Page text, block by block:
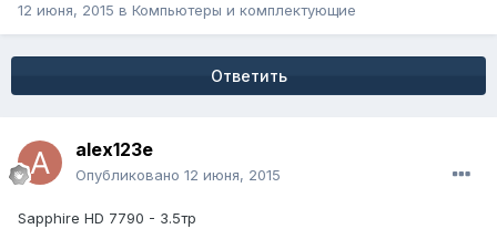
12 июня, 2015 в Компьютеры и комплектующие
Ответить
alex123e
Опубликовано 12 июня, 2015
Sapphire HD 7790 - 3.5тр